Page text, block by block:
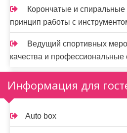
Корончатые и спиральные
принцип работы с
Ведущий спортивных
качества и профессиональные
Информация для
Auto box